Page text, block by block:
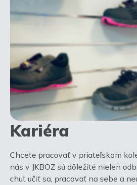
Kariéra
Chcete pracovať v priateľskom
nás v JKBOZ sú dôležité nielen
chuť učiť sa, pracovať na sebe a